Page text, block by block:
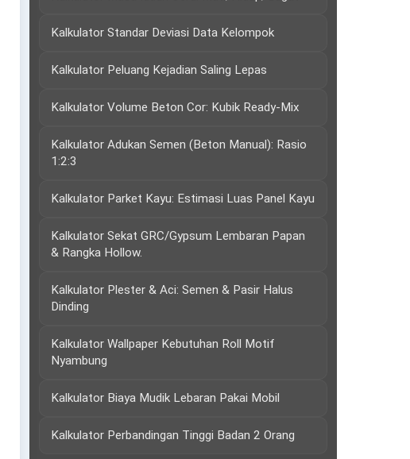
Kalkulator Standar Deviasi Data Kelompok
Kalkulator Peluang Kejadian Saling Lepas
Kalkulator Volume Beton Cor: Kubik Ready-Mix
Kalkulator Adukan Semen (Beton Manual): Rasio
1:2:3
Kalkulator Parket Kayu: Estimasi Luas Panel Kayu
Kalkulator Sekat GRC/Gypsum Lembaran Papan
& Rangka Hollow.
Kalkulator Plester & Aci: Semen & Pasir Halus
Dinding
Kalkulator Wallpaper Kebutuhan Roll Motif
Nyambung
Kalkulator Biaya Mudik Lebaran Pakai Mobil
Kalkulator Perbandingan Tinggi Badan 2 Orang